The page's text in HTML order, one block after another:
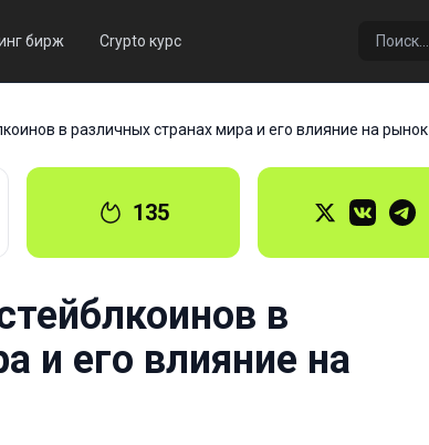
бирж Crypto курс
в различных странах мира и его влияние на рынок
135
в
и его влияние на